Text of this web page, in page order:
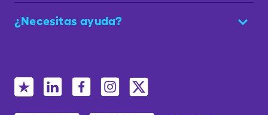
¿Necesitas ayuda?